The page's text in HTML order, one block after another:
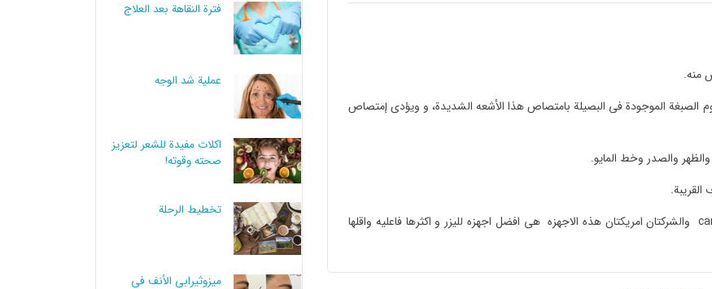
منه.
الموجودة فی البصیلة بامتصاص هذا الأشعه الشدیدة، و ویؤدی إمتصاص
والصدر وخط المایو.
مارکه الیزر الشهیره لازاله الشعر الزائد هی cutera و candela والشرکتان امریکتان هذه الاجهزه هی افضل اجهزه للیزر و اکثرها فاعلیه واقلها
فترة النقاهة بعد العلاج
عملية شد الوجه
اكلات مفيدة للشعر لتعزيز
صحته وقوته!
تخطيط الرحلة
میزوثیرابي الأنف في